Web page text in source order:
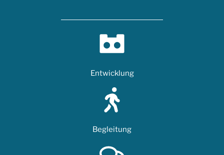
Entwicklung
Begleitung